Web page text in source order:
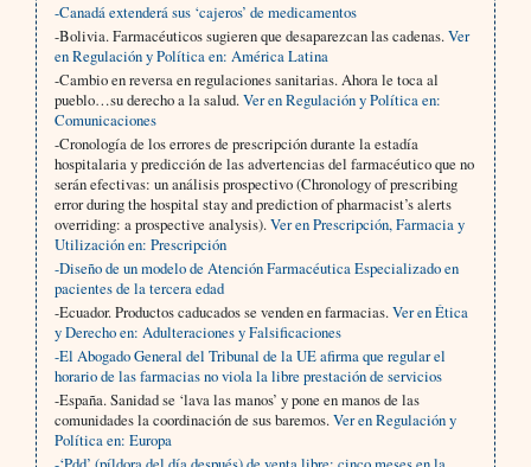
-Canadá extenderá sus ‘cajeros’ de medicamentos
-Bolivia. Farmacéuticos sugieren que desaparezcan las cadenas.Ver
en Regulación y Política en: América Latina
-Cambio en reversa en regulaciones sanitarias. Ahora le toca al
pueblo…su derecho a la salud.Ver en Regulación y Política en:
Comunicaciones
-Cronología de los errores de prescripción durante la estadía
hospitalaria y predicción de las advertencias del farmacéutico que no
serán efectivas: un análisis prospectivo (Chronology of prescribing
error during the hospital stay and prediction of pharmacist’s alerts
overriding: a prospective analysis).Ver en Prescripción, Farmacia y
Utilización en: Prescripción
-Diseño de un modelo de Atención Farmacéutica Especializado en
pacientes de la tercera edad
-Ecuador. Productos caducados se venden en farmacias.Ver en Ética
y Derecho en: Adulteraciones y Falsificaciones
-El Abogado General del Tribunal de la UE afirma que regular el
horario de las farmacias no viola la libre prestación de servicios
-España. Sanidad se ‘lava las manos’ y pone en manos de las
comunidades la coordinación de sus baremos.Ver en Regulación y
Política en: Europa